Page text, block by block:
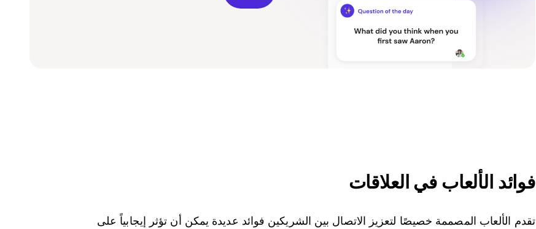
فوائد الألعاب في العلاقات
تقدم الألعاب المصممة خصيصًا لتعزيز الاتصال بين الشريكين فوائد عديدة يمكن أن تؤثر إيجابياً على